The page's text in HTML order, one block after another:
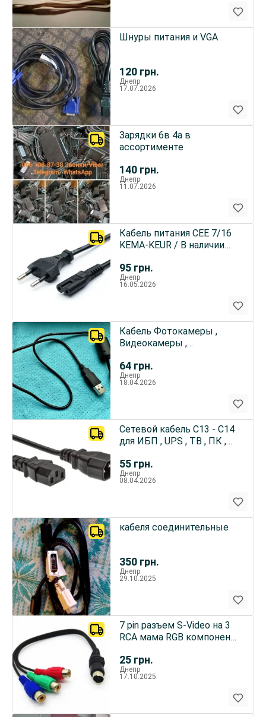
120 грн.
Шнуры питания и VGA
Днепр
17.07.2026
140 грн.
Зарядки 6в 4а в
ассортименте
Днепр
11.07.2026
95 грн.
Кабель питания CEE 7/16
KEMA-KEUR / В наличии
Днепр
16.05.2026
64 грн.
Кабель Фотокамеры ,
Видеокамеры ,
зарядки и Data
Днепр
18.04.2026
55 грн.
Сетевой кабель С13 - С14
для ИБП , UPS , ТВ , ПК ,
Днепр
08.04.2026
350 грн.
кабеля соединительные
Днепр
29.10.2025
25 грн.
7 pin разъем S-Video на 3
RCA мама RGB компонент
Днепр
17.10.2025